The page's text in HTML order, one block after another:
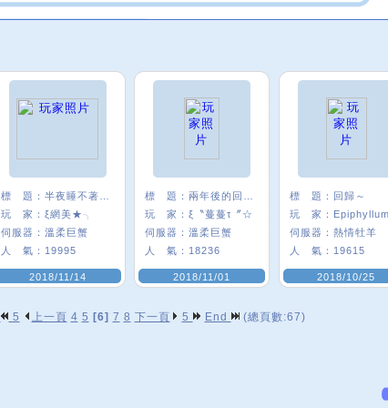
標 題：
玩 家： ξ網美★╮
伺服器： 溫柔巨蟹
人 氣： 19995
2018/11/14
標 題：
玩 家： ξ〝蔓蔓τ〞☆
伺服器： 溫柔巨蟹
人 氣： 18236
2018/11/01
標 題： 回歸～
玩 家：
伺服器： 熱情牡羊
人 氣： 19615
2018/10/25
5 上一頁 4 5 [6] 7 8 下一頁 5 End (總頁數:67)